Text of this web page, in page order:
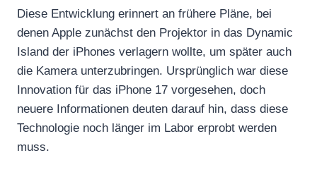
Diese Entwicklung erinnert an frühere Pläne, bei
denen Apple zunächst den Projektor in das Dynamic
Island der iPhones verlagern wollte, um später auch
die Kamera unterzubringen. Ursprünglich war diese
Innovation für das iPhone 17 vorgesehen, doch
neuere Informationen deuten darauf hin, dass diese
Technologie noch länger im Labor erprobt werden
muss.